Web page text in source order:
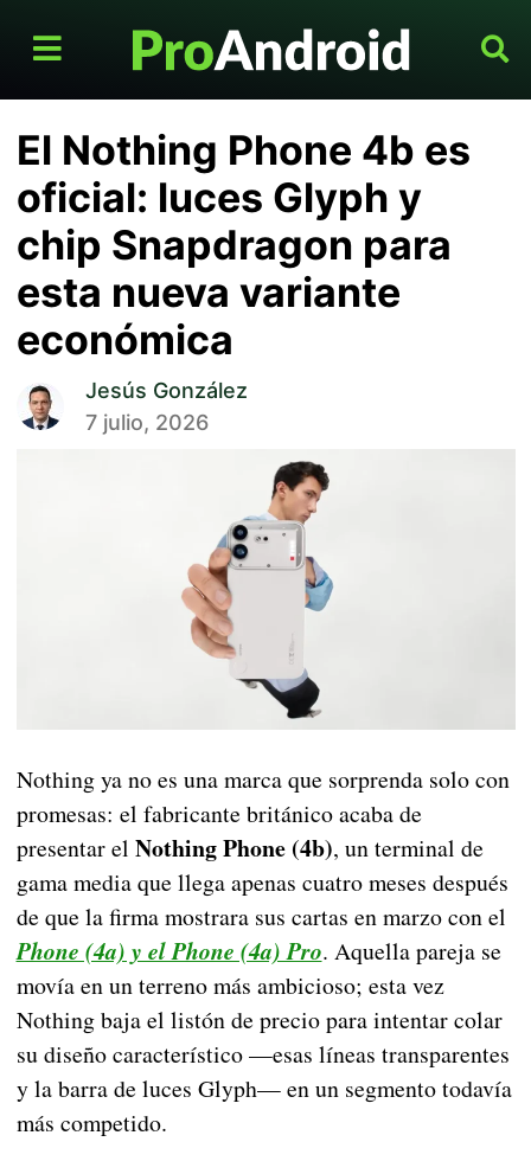
El Nothing Phone 4b es
oficial: luces Glyph y
chip Snapdragon para
esta nueva variante
económica
Jesús González
7 julio, 2026
Nothing ya no es una marca que sorprenda solo con
promesas: el fabricante británico acaba de
presentar el Nothing Phone (4b), un terminal de
gama media que llega apenas cuatro meses después
de que la firma mostrara sus cartas en marzo con el
Phone (4a) y el Phone (4a) Pro. Aquella pareja se
movía en un terreno más ambicioso; esta vez
Nothing baja el listón de precio para intentar colar
su diseño característico —esas líneas transparentes
y la barra de luces Glyph— en un segmento todavía
más competido.